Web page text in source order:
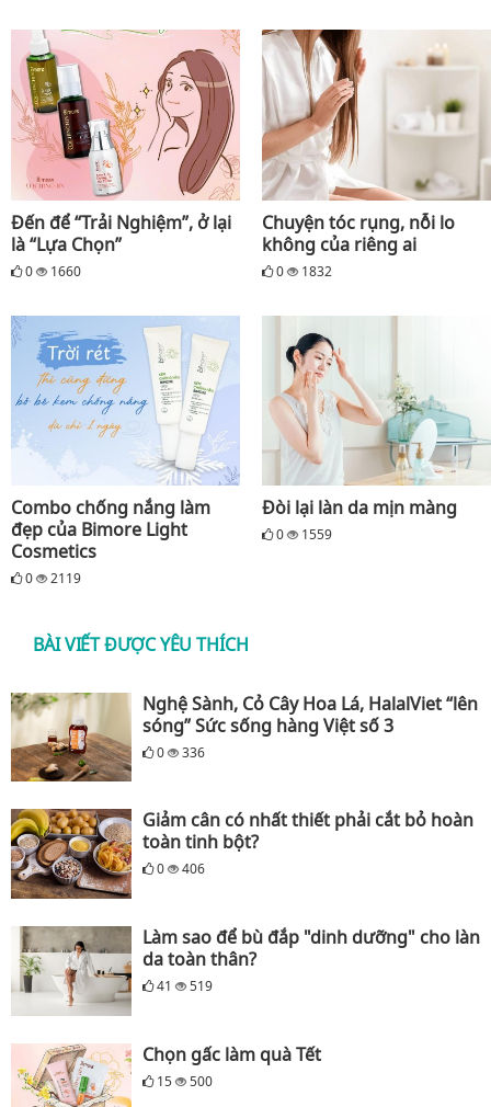
Đến để “Trải Nghiệm”, ở lại
là “Lựa Chọn”
0 1660
Chuyện tóc rụng, nỗi lo
không của riêng ai
0 1832
Combo chống nắng làm
đẹp của Bimore Light
Cosmetics
0 2119
Đòi lại làn da mịn màng
0 1559
BÀI VIẾT ĐƯỢC YÊU THÍCH
Nghệ Sành, Cỏ Cây Hoa Lá, HalalViet “lên
sóng” Sức sống hàng Việt số 3
0 336
Giảm cân có nhất thiết phải cắt bỏ hoàn
toàn tinh bột?
0 406
Làm sao để bù đắp "dinh dưỡng" cho làn
da toàn thân?
41 519
Chọn gấc làm quà Tết
15 500